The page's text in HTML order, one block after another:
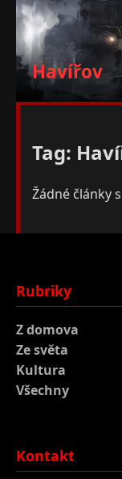
Havířov
Tag:
Žádné články
Rubriky
Z domova
Ze světa
Kultura
Všechny
Kontakt